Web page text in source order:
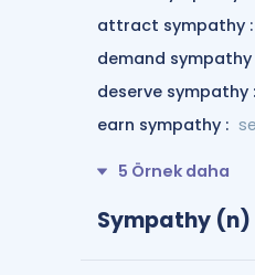
attract sympathy :
demand sympathy
deserve sympathy :
earn sympathy :
5 Örnek daha
Sympathy (n)